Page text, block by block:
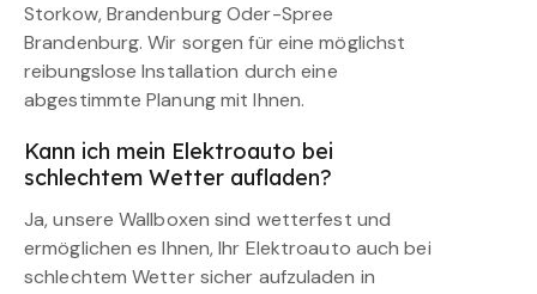
Storkow, Brandenburg Oder-Spree
Brandenburg. Wir sorgen für eine möglichst
reibungslose Installation durch eine
abgestimmte Planung mit Ihnen.
Kann ich mein Elektroauto bei
schlechtem Wetter aufladen?
Ja, unsere Wallboxen sind wetterfest und
ermöglichen es Ihnen, Ihr Elektroauto auch bei
schlechtem Wetter sicher aufzuladen in